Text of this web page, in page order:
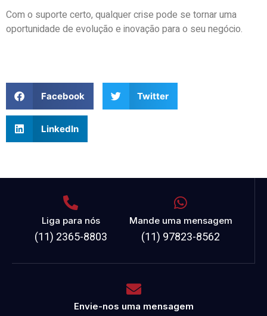
Com o suporte certo, qualquer crise pode se tornar uma
oportunidade de evolução e inovação para o seu negócio.
Facebook Twitter
LinkedIn
Liga para nós
(11) 2365-8803
Mande uma mensagem
(11) 97823-8562
Envie-nos uma mensagem